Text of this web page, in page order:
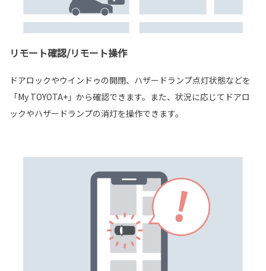
リモート確認/リモート操作
ドアロックやウインドゥの開閉、ハザードランプ点灯状態などを
「My TOYOTA+」から確認できます。また、状況に応じてドアロ
ックやハザードランプの消灯を操作できます。